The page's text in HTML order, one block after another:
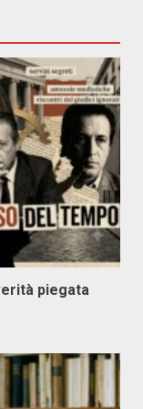
piegata